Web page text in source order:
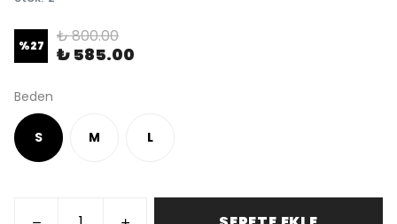
%27 ₺ 800.00
₺ 585.00
Beden
S M L